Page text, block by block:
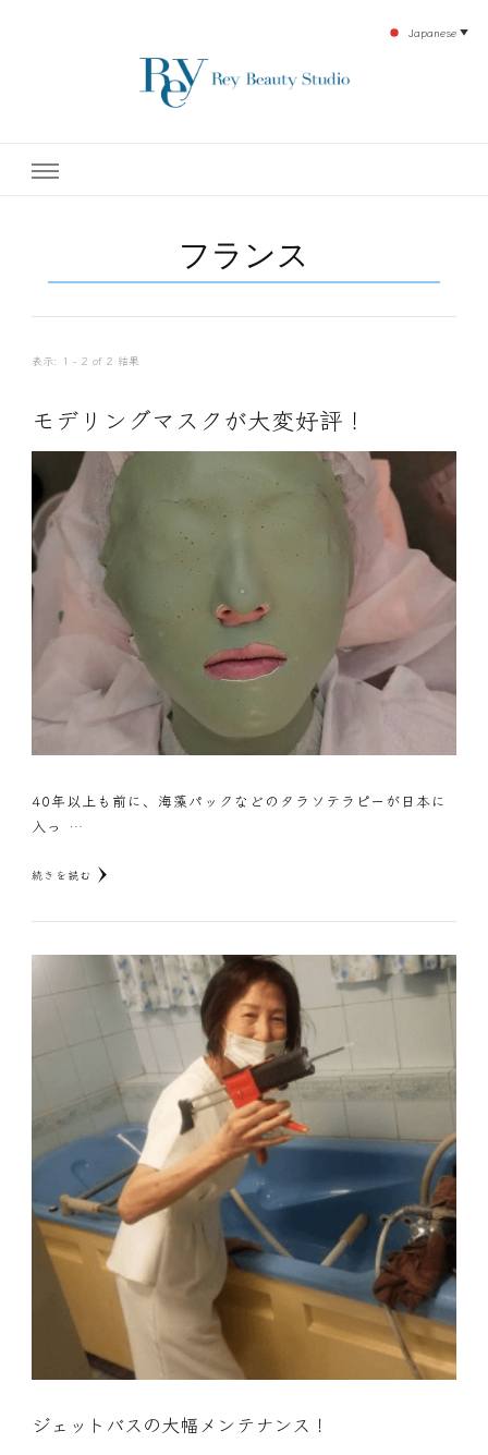
エステ
テ開設45年の実績を誇る本格エステだからこそ、お客様が必ず満足してもらえるこ
フランス
表示: 1 - 2 of 2 結果
モデリングマスクが大変好評！
40年以上も前に、海藻パックなどのタラソテラピーが日本に
入っ …
続きを読む
ジェットバスの大幅メンテナンス！
Japanese ▼